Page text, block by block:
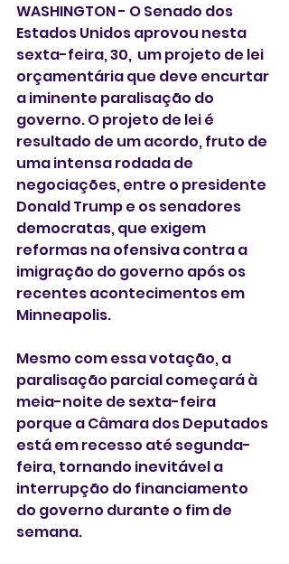
WASHINGTON - O Senado dos
Estados Unidos aprovou nesta
sexta-feira, 30,  um projeto de lei
orçamentária que deve encurtar
a iminente paralisação do
governo. O projeto de lei é
resultado de um acordo, fruto de
uma intensa rodada de
negociações, entre o presidente
Donald Trump e os senadores
democratas, que exigem
reformas na ofensiva contra a
imigração do governo após os
recentes acontecimentos em
Minneapolis.
Mesmo com essa votação, a
paralisação parcial começará à
meia-noite de sexta-feira
porque a Câmara dos Deputados
está em recesso até segunda-
feira, tornando inevitável a
interrupção do financiamento
do governo durante o fim de
semana.